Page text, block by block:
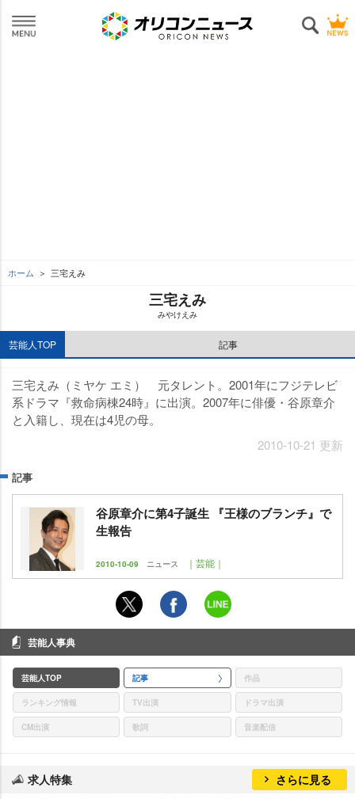
ホーム 三宅えみ
三宅えみ
みやけえみ
芸能人TOP 記事
三宅えみ（ミヤケ エミ） 元タレント。2001年にフジテレビ
系ドラマ『救命病棟24時』に出演。2007年に俳優・谷原章介
と入籍し、現在は4児の母。
2010-10-21 更新
記事
谷原章介に第4子誕生 『王様のブランチ』で
生報告
2010-10-09 ニュース ｜芸能｜
芸能人事典
芸能人TOP 記事 作品
ランキング情報 TV出演 ドラマ出演
CM出演 歌詞 音楽配信
求人特集 さらに見る